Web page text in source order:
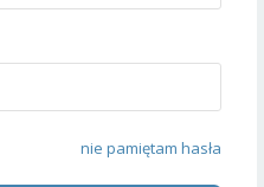
nie pamiętam hasła